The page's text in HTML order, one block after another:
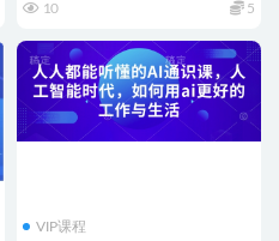
10 5
VIP课程